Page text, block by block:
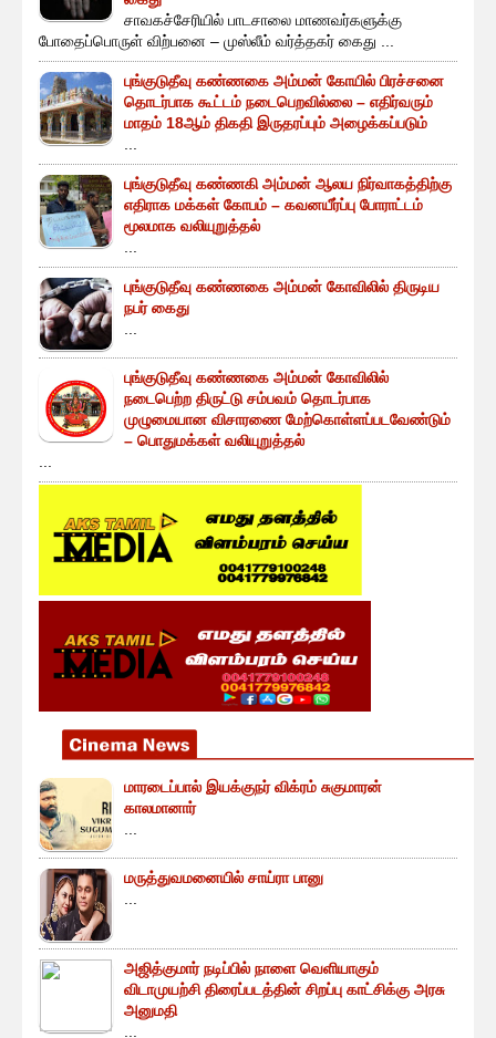
சாவகச்சேரியில் பாடசாலை மாணவர்களுக்கு
போதைப்பொருள் விற்பனை – முஸ்லீம் வர்த்தகர் கைது ...
புங்குடுதீவு கண்ணகை அம்மன் கோயில் பிரச்சனை
தொடர்பாக கூட்டம் நடைபெறவில்லை – எதிர்வரும்
மாதம் 18ஆம் திகதி இருதரப்பும் அழைக்கப்படும்
புங்குடுதீவு கண்ணகி அம்மன் ஆலய நிர்வாகத்திற்கு
எதிராக மக்கள் கோபம் – கவனயீர்ப்பு போராட்டம்
மூலமாக வலியுறுத்தல்
புங்குடுதீவு கண்ணகை அம்மன் கோவிலில் திருடிய
நபர் கைது
புங்குடுதீவு கண்ணகை அம்மன் கோவிலில்
நடைபெற்ற திருட்டு சம்பவம் தொடர்பாக
முழுமையான விசாரணை மேற்கொள்ளப்படவேண்டும்
– பொதுமக்கள் வலியுறுத்தல்
மாரடைப்பால் இயக்குநர் விக்ரம் சுகுமாரன்
காலமானார்
மருத்துவமனையில் சாய்ரா பானு
அஜித்குமார் நடிப்பில் நாளை வெளியாகும்
விடாமுயற்சி திரைப்படத்தின் சிறப்பு காட்சிக்கு அரசு
அனுமதி